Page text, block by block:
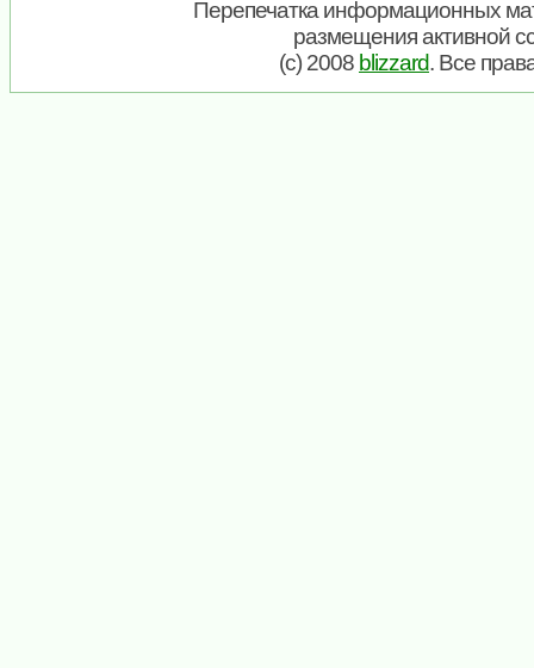
Перепечатка информационных
размещения активной
(c) 2008 blizzard. Все